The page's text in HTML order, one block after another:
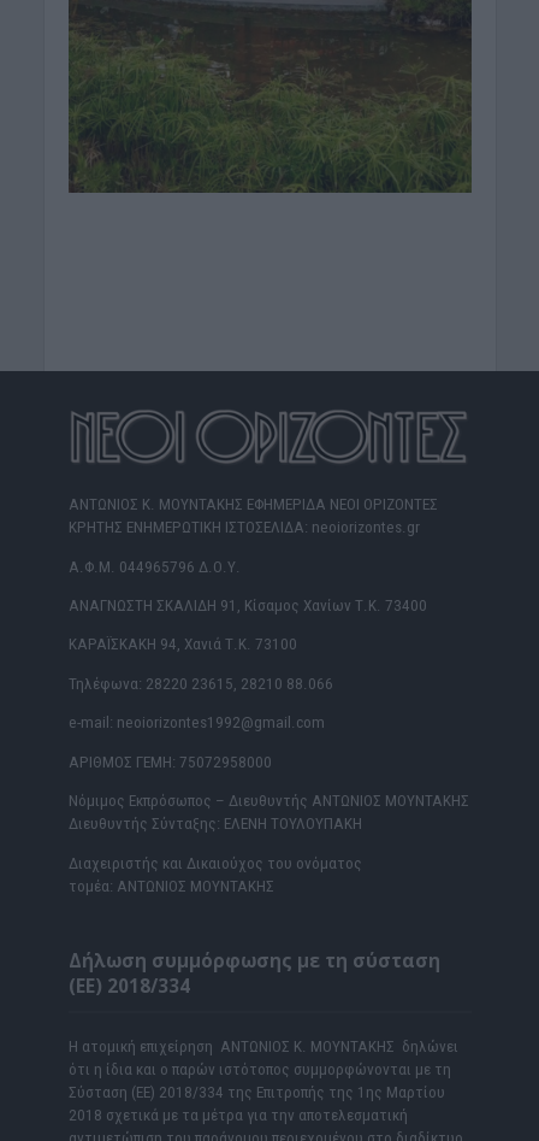
ΑΝΤΩΝΙΟΣ Κ. ΜΟΥΝΤΑΚΗΣ ΕΦΗΜΕΡΙΔΑ ΝΕΟΙ ΟΡΙΖΟΝΤΕΣ
ΚΡΗΤΗΣ ΕΝΗΜΕΡΩΤΙΚΗ ΙΣΤΟΣΕΛΙΔΑ: neoiorizontes.gr
Α.Φ.Μ. 044965796 Δ.Ο.Υ.
ΑΝΑΓΝΩΣΤΗ ΣΚΑΛΙΔΗ 91, Κίσαμος Χανίων Τ.Κ. 73400
ΚΑΡΑΪΣΚΑΚΗ 94, Χανιά Τ.Κ. 73100
Τηλέφωνα: 28220 23615, 28210 88.066
e-mail: neoiorizontes1992@gmail.com
ΑΡΙΘΜΟΣ ΓΕΜΗ: 75072958000
Νόμιμος Εκπρόσωπος – Διευθυντής ΑΝΤΩΝΙΟΣ ΜΟΥΝΤΑΚΗΣ
Διευθυντής Σύνταξης: ΕΛΕΝΗ ΤΟΥΛΟΥΠΑΚΗ
Διαχειριστής και Δικαιούχος του ονόματος
τομέα: ΑΝΤΩΝΙΟΣ ΜΟΥΝΤΑΚΗΣ
Δήλωση συμμόρφωσης με τη σύσταση
(ΕΕ) 2018/334
Η ατομική επιχείρηση ΑΝΤΩΝΙΟΣ Κ. ΜΟΥΝΤΑΚΗΣ δηλώνει
ότι η ίδια και ο παρών ιστότοπος συμμορφώνονται με τη
Σύσταση (ΕΕ) 2018/334 της Επιτροπής της 1ης Μαρτίου
2018 σχετικά με τα μέτρα για την αποτελεσματική